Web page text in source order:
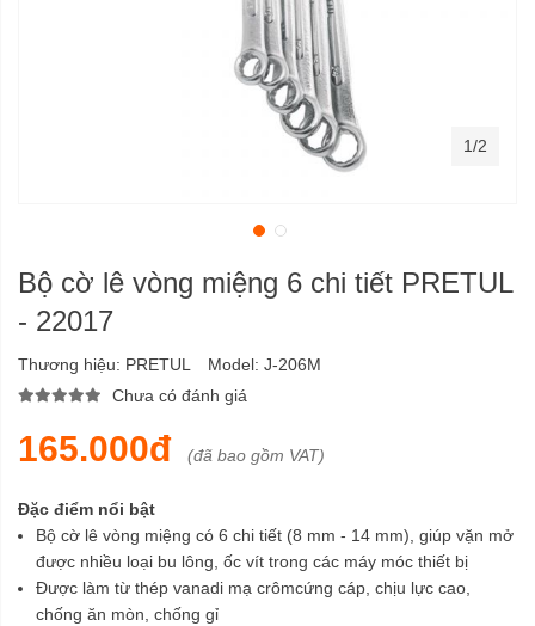
Bộ cờ lê vòng miệng 6 chi tiết PRETUL
- 22017
Thương hiệu: PRETUL Model: J-206M
Chưa có đánh giá
165.000đ (đã bao gồm VAT)
Đặc điểm nổi bật
Bộ cờ lê vòng miệng có 6 chi tiết (8 mm - 14 mm), giúp vặn mở
được nhiều loại bu lông, ốc vít trong các máy móc thiết bị
Được làm từ thép vanadi mạ crômcứng cáp, chịu lực cao,
chống ăn mòn, chống gỉ
1/2